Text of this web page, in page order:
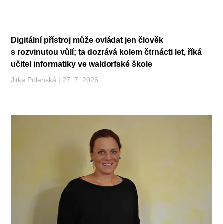
Digitální přístroj může ovládat jen člověk
s rozvinutou vůlí; ta dozrává kolem čtrnácti let, říká
učitel informatiky ve waldorfské škole
Jitka Polanská 27. 7. 2026